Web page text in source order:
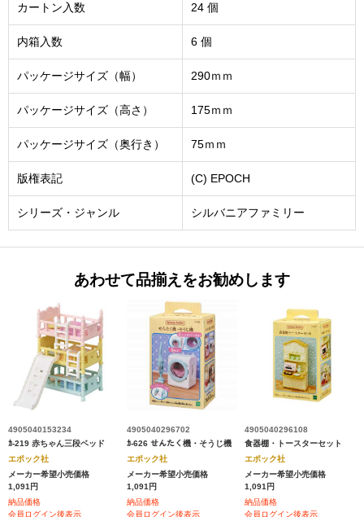
カートン入数 24 個
内箱入数 6 個
パッケージサイズ（幅） 290ｍｍ
パッケージサイズ（高さ） 175ｍｍ
パッケージサイズ（奥行き） 75ｍｍ
版権表記 (C) EPOCH
シリーズ・ジャンル シルバニアファミリー
あわせて品揃えをお勧めします
4905040153234
ｶ-219 赤ちゃん三段ベッド
エポック社
メーカー希望小売価格
1,091円
納品価格
会員ログイン後表示
4905040296702
ｶ-626 せんたく機・そうじ機
エポック社
メーカー希望小売価格
1,091円
納品価格
会員ログイン後表示
4905040296108
食器棚・トースターセット
エポック社
メーカー希望小売価格
1,091円
納品価格
会員ログイン後表示